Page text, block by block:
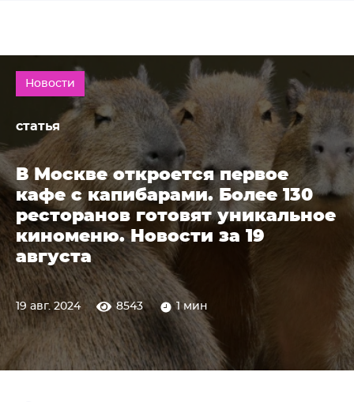
Новости
статья
В Москве откроется первое
кафе с капибарами. Более 130
ресторанов готовят уникальное
киноменю. Новости за 19
августа
19 авг. 2024 8543 1 мин